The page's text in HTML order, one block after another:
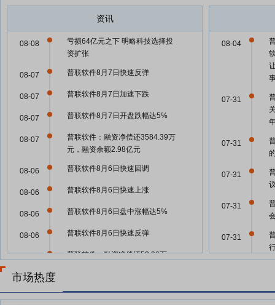
资讯
亏损64亿元之下 明略科技选择投
资扩张
08-08
普联软件8月7日快速反弹
08-07
普联软件8月7日加速下跌
08-07
普联软件8月7日开盘跌幅达5%
08-07
普联软件：融资净偿还3584.39万
元，融资余额2.98亿元
08-07
普联软件8月6日快速回调
08-06
普联软件8月6日快速上涨
08-06
普联软件8月6日盘中涨幅达5%
08-06
普联软件8月6日快速反弹
08-06
普联软件：融资净偿还58.96万
08-04
07-31
07-31
07-31
07-31
07-31
市场热度